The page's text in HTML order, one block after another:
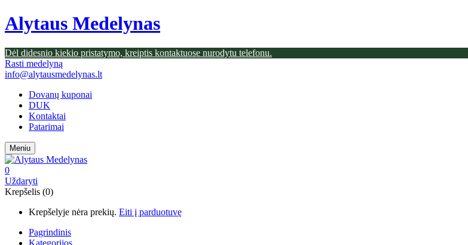
Alytaus Medelynas
Dėl didesnio kiekio pristatymo, kreiptis kontaktuose nurodytu telefonu.
Rasti medelyną
info@alytausmedelynas.lt
Dovanų kuponai
DUK
Kontaktai
Patarimai
Meniu
0
Uždaryti
Krepšelis (0)
Krepšelyje nėra prekių. Eiti į parduotuvę
Pagrindinis
Kategorijos